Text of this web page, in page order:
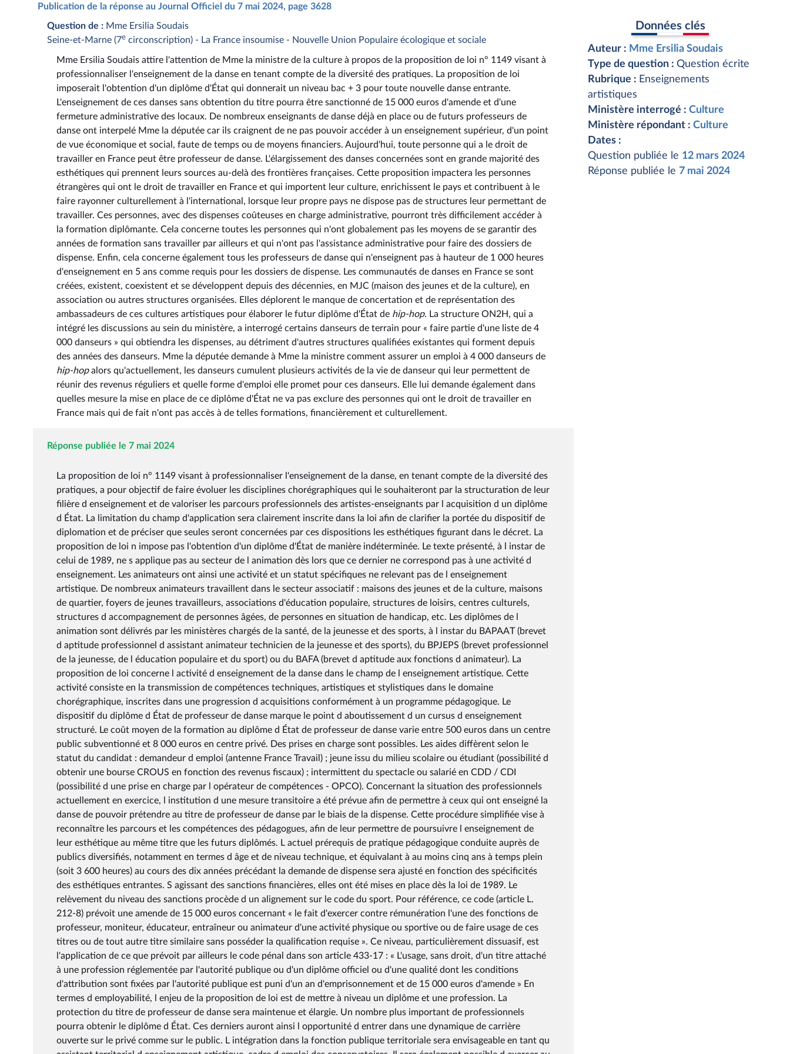
Publication de la réponse au Journal Officiel du 7 mai 2024, page 3628
Question de : Mme Ersilia Soudais
Seine-et-Marne (7e circonscription) - La France insoumise - Nouvelle Union Populaire écologique et sociale
Mme Ersilia Soudais attire l'attention de Mme la ministre de la culture à propos de la proposition de loi n° 1149 visant à
professionnaliser l'enseignement de la danse en tenant compte de la diversité des pratiques. La proposition de loi
imposerait l'obtention d'un diplôme d'État qui donnerait un niveau bac + 3 pour toute nouvelle danse entrante.
L'enseignement de ces danses sans obtention du titre pourra être sanctionné de 15 000 euros d'amende et d'une
fermeture administrative des locaux. De nombreux enseignants de danse déjà en place ou de futurs professeurs de
danse ont interpelé Mme la députée car ils craignent de ne pas pouvoir accéder à un enseignement supérieur, d'un point
de vue économique et social, faute de temps ou de moyens financiers. Aujourd'hui, toute personne qui a le droit de
travailler en France peut être professeur de danse. L'élargissement des danses concernées sont en grande majorité des
esthétiques qui prennent leurs sources au-delà des frontières françaises. Cette proposition impactera les personnes
étrangères qui ont le droit de travailler en France et qui importent leur culture, enrichissent le pays et contribuent à le
faire rayonner culturellement à l'international, lorsque leur propre pays ne dispose pas de structures leur permettant de
travailler. Ces personnes, avec des dispenses coûteuses en charge administrative, pourront très difficilement accéder à
la formation diplômante. Cela concerne toutes les personnes qui n'ont globalement pas les moyens de se garantir des
années de formation sans travailler par ailleurs et qui n'ont pas l'assistance administrative pour faire des dossiers de
dispense. Enfin, cela concerne également tous les professeurs de danse qui n'enseignent pas à hauteur de 1 000 heures
d'enseignement en 5 ans comme requis pour les dossiers de dispense. Les communautés de danses en France se sont
créées, existent, coexistent et se développent depuis des décennies, en MJC (maison des jeunes et de la culture), en
association ou autres structures organisées. Elles déplorent le manque de concertation et de représentation des
ambassadeurs de ces cultures artistiques pour élaborer le futur diplôme d'État de hip-hop. La structure ON2H, qui a
intégré les discussions au sein du ministère, a interrogé certains danseurs de terrain pour « faire partie d'une liste de 4
000 danseurs » qui obtiendra les dispenses, au détriment d'autres structures qualifiées existantes qui forment depuis
des années des danseurs. Mme la députée demande à Mme la ministre comment assurer un emploi à 4 000 danseurs de
hip-hopalors qu'actuellement, les danseurs cumulent plusieurs activités de la vie de danseur qui leur permettent de
réunir des revenus réguliers et quelle forme d'emploi elle promet pour ces danseurs. Elle lui demande également dans
quelles mesure la mise en place de ce diplôme d'État ne va pas exclure des personnes qui ont le droit de travailler en
France mais qui de fait n'ont pas accès à de telles formations, financièrement et culturellement.
Réponse publiée le 7 mai 2024
La proposition de loi n° 1149 visant à professionnaliser l'enseignement de la danse, en tenant compte de la diversité des
pratiques, a pour objectif de faire évoluer les disciplines chorégraphiques qui le souhaiteront par la structuration de leur
filière d enseignement et de valoriser les parcours professionnels des artistes-enseignants par l acquisition d un diplôme
d État. La limitation du champ d'application sera clairement inscrite dans la loi afin de clarifier la portée du dispositif de
diplomation et de préciser que seules seront concernées par ces dispositions les esthétiques figurant dans le décret. La
proposition de loi n impose pas l'obtention d'un diplôme d'État de manière indéterminée. Le texte présenté, à l instar de
celui de 1989, ne s applique pas au secteur de l animation dès lors que ce dernier ne correspond pas à une activité d
enseignement. Les animateurs ont ainsi une activité et un statut spécifiques ne relevant pas de l enseignement
artistique. De nombreux animateurs travaillent dans le secteur associatif : maisons des jeunes et de la culture, maisons
de quartier, foyers de jeunes travailleurs, associations d'éducation populaire, structures de loisirs, centres culturels,
structures d accompagnement de personnes âgées, de personnes en situation de handicap, etc. Les diplômes de l
animation sont délivrés par les ministères chargés de la santé, de la jeunesse et des sports, à l instar du BAPAAT (brevet
d aptitude professionnel d assistant animateur technicien de la jeunesse et des sports), du BPJEPS (brevet professionnel
de la jeunesse, de l éducation populaire et du sport) ou du BAFA (brevet d aptitude aux fonctions d animateur). La
proposition de loi concerne l activité d enseignement de la danse dans le champ de l enseignement artistique. Cette
activité consiste en la transmission de compétences techniques, artistiques et stylistiques dans le domaine
chorégraphique, inscrites dans une progression d acquisitions conformément à un programme pédagogique. Le
dispositif du diplôme d État de professeur de danse marque le point d aboutissement d un cursus d enseignement
structuré. Le coût moyen de la formation au diplôme d État de professeur de danse varie entre 500 euros dans un centre
public subventionné et 8 000 euros en centre privé. Des prises en charge sont possibles. Les aides diffèrent selon le
statut du candidat : demandeur d emploi (antenne France Travail) ; jeune issu du milieu scolaire ou étudiant (possibilité d
obtenir une bourse CROUS en fonction des revenus fiscaux) ; intermittent du spectacle ou salarié en CDD / CDI
(possibilité d une prise en charge par l opérateur de compétences - OPCO). Concernant la situation des professionnels
actuellement en exercice, l institution d une mesure transitoire a été prévue afin de permettre à ceux qui ont enseigné la
danse de pouvoir prétendre au titre de professeur de danse par le biais de la dispense. Cette procédure simplifiée vise à
reconnaître les parcours et les compétences des pédagogues, afin de leur permettre de poursuivre l enseignement de
leur esthétique au même titre que les futurs diplômés. L actuel prérequis de pratique pédagogique conduite auprès de
publics diversifiés, notamment en termes d âge et de niveau technique, et équivalant à au moins cinq ans à temps plein
(soit 3 600 heures) au cours des dix années précédant la demande de dispense sera ajusté en fonction des spécificités
des esthétiques entrantes. S agissant des sanctions financières, elles ont été mises en place dès la loi de 1989. Le
relèvement du niveau des sanctions procède d un alignement sur le code du sport. Pour référence, ce code (article L.
212-8) prévoit une amende de 15 000 euros concernant « le fait d'exercer contre rémunération l'une des fonctions de
professeur, moniteur, éducateur, entraîneur ou animateur d'une activité physique ou sportive ou de faire usage de ces
titres ou de tout autre titre similaire sans posséder la qualification requise ». Ce niveau, particulièrement dissuasif, est
l'application de ce que prévoit par ailleurs le code pénal dans son article 433-17 : « L'usage, sans droit, d'un titre attaché
à une profession réglementée par l'autorité publique ou d'un diplôme officiel ou d'une qualité dont les conditions
d'attribution sont fixées par l'autorité publique est puni d'un an d'emprisonnement et de 15 000 euros d'amende » En
termes d employabilité, l enjeu de la proposition de loi est de mettre à niveau un diplôme et une profession. La
protection du titre de professeur de danse sera maintenue et élargie. Un nombre plus important de professionnels
pourra obtenir le diplôme d État. Ces derniers auront ainsi l opportunité d entrer dans une dynamique de carrière
ouverte sur le privé comme sur le public. L intégration dans la fonction publique territoriale sera envisageable en tant qu
Données clés
Auteur : Mme Ersilia Soudais
Type de question : Question écrite
Rubrique : Enseignements
artistiques
Ministère interrogé : Culture
Ministère répondant : Culture
Dates :
Question publiée le 12 mars 2024
Réponse publiée le 7 mai 2024